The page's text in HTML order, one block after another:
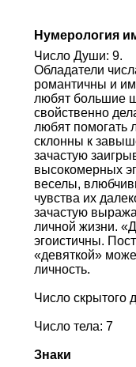
Нумерология
Число Души: 9.
Обладатели
романтичны и
любят большие
свойственно
любят помогать
склонны к
зачастую
высокомерных
веселы,
чувства их
зачастую
личной жизни.
эгоистичны.
«девяткой»
личность.
Число скрытого
Число тела: 7
Знаки